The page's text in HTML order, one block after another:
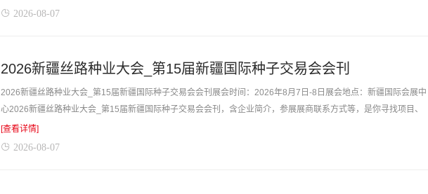
2026-08-07
2026新疆丝路种业大会_第15届新疆国际种子交易会会刊
2026新疆丝路种业大会_第15届新疆国际种子交易会会刊展会时间：2026年8月7日-8日展会地点：新疆国际会展中
心2026新疆丝路种业大会_第15届新疆国际种子交易会会刊，含企业简介，参展展商联系方式等，是你寻找项目、
产品与厂商货源的最佳帮手。不用再东奔西跑...
[查看详情]
2026-08-07